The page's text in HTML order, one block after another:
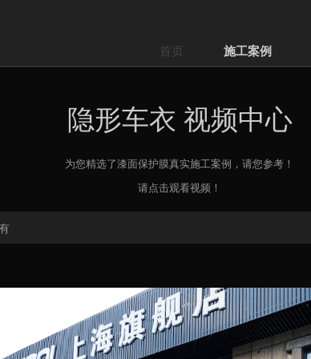
首页 施工案例
隐形车衣 视频中心
为您精选了漆面保护膜真实施工案例，请您参考！
请点击观看视频！